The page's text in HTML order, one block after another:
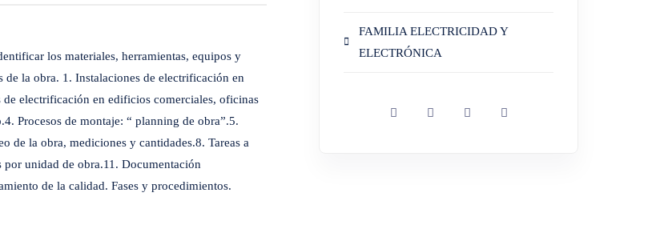
los materiales, herramientas, equipos y
de la obra. 1. Instalaciones de electrificación en
electrificación en edificios comerciales, oficinas
Procesos de montaje: “ planning de obra”.5.
de la obra, mediciones y cantidades.8. Tareas a
unidad de obra.11. Documentación
de la calidad. Fases y procedimientos.
FAMILIA ELECTRICIDAD Y
ELECTRÓNICA